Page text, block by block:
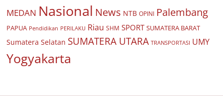
MEDAN Nasional News NTB OPINI Palembang
PAPUA Pendidikan PERILAKU Riau SHM SPORT SUMATERA BARAT
Sumatera Selatan SUMATERA UTARA TRANSPORTASI UMY
Yogyakarta